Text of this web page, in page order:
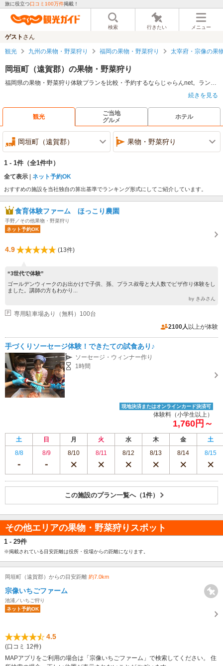
旅に役立つ口コミ100万件掲載！
検索 行きたい メニュー
ゲスト さん
観光 九州の果物・野菜狩り 福岡の果物・野菜狩り 太宰府・宗像の果
岡垣町（遠賀郡）の果物・野菜狩り
福岡県の果物・野菜狩り体験プランを比較・予約するならじゃらんnet。ランキング・料金・口コミ情報で比較検討し、ネット予約で魅力的なアクティビティを体験しよう。
福岡県の果物・野菜狩りの特徴
1.うきは市、朝倉市、久留米市
2.八女市
九州のお茶どころ八女市で新茶の茶摘みという収穫体験もできる。
続きを見る
観光
ご当地
グルメ
ホテル
岡垣町（遠賀郡） 果物・野菜狩り
1 - 1件 （全1件中）
全て表示 ネット予約OK
おすすめの施設を当社独自の算出基準でランキング形式にしてご紹介しています。
食育体験ファーム ほっこり農園
手野／その他果物・野菜狩り
ネット予約OK
4.9 (13件)
“3世代で体験”
ゴールデンウィークのお出かけで子供、孫、プラス叔母と大人数でピザ作り体験をし
ました。講師の方もわかり...
by きみさん
専用駐車場あり（無料）100台
2100人 以上が体験
手づくりソーセージ体験！できたての試食あり♪
ソーセージ・ウィンナー作り
1時間
現地決済またはオンラインカード決済可
体験料（小学生以上）
1,760円～
土 日 月 火 水 木 金
土
8/8
8/9 8/10 8/11 8/12 8/13 8/14 8/15
この施設のプラン一覧へ（1件）
その他エリアの果物・野菜狩りスポット
1 - 29件
※掲載されている目安距離は役所・役場からの距離になります。
岡垣町（遠賀郡）からの目安距離 約7.0km
宗像いちごファーム
池浦／いちご狩り
ネット予約OK
4.5
(口コミ 12件)
MAPアプリをご利用の場合は「宗像いちごファーム」で検索してください。 住